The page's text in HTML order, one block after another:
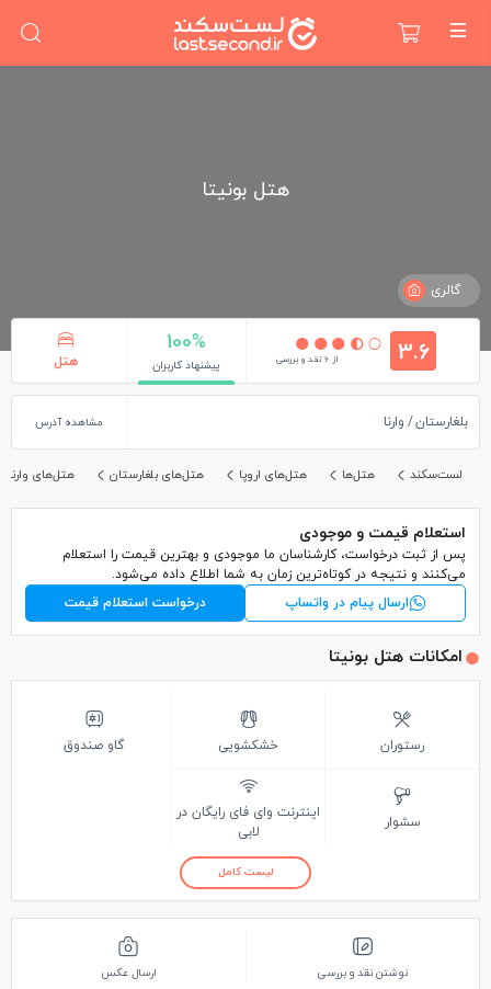
هتل بونیتا
گالری
3.6 از 6 نقد و بررسی
100%
پیشنهاد کاربران هتل
بلغارستان وارنا مشاهده آدرس
لست‌سکند هتل‌ها هتل‌های اروپا هتل‌های بلغارستان هتل‌های وارنا
استعلام قیمت و موجودی
پس از ثبت درخواست، کارشناسان ما موجودی و بهترین قیمت را استعلام
می‌کنند و نتیجه در کوتاه‌ترین زمان به شما اطلاع داده می‌شود.
ارسال پیام در واتساپ
درخواست استعلام قیمت
امکانات هتل بونیتا
رستوران خشکشویی گاو صندوق
سشوار
اینترنت وای فای رایگان در
لابی
لیست کامل
نوشتن نقد و بررسی ارسال عکس